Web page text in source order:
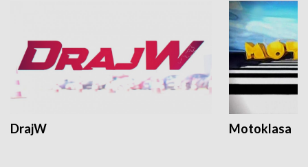
DrajW Motoklasa